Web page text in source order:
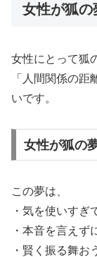
女性が狐の
女性にとって狐
「人間関係の
いです。
女性が狐の
この夢は、
・気を使いすぎ
・本音を言えず
・賢く振る舞お